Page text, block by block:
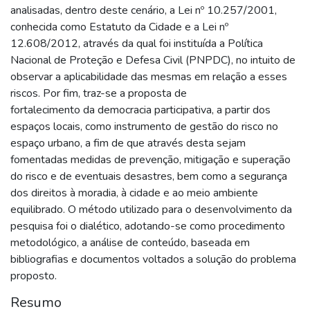
analisadas, dentro deste cenário, a Lei nº 10.257/2001,
conhecida como Estatuto da Cidade e a Lei nº
12.608/2012, através da qual foi instituída a Política
Nacional de Proteção e Defesa Civil (PNPDC), no intuito de
observar a aplicabilidade das mesmas em relação a esses
riscos. Por fim, traz-se a proposta de
fortalecimento da democracia participativa, a partir dos
espaços locais, como instrumento de gestão do risco no
espaço urbano, a fim de que através desta sejam
fomentadas medidas de prevenção, mitigação e superação
do risco e de eventuais desastres, bem como a segurança
dos direitos à moradia, à cidade e ao meio ambiente
equilibrado. O método utilizado para o desenvolvimento da
pesquisa foi o dialético, adotando-se como procedimento
metodológico, a análise de conteúdo, baseada em
bibliografias e documentos voltados a solução do problema
proposto.
Resumo